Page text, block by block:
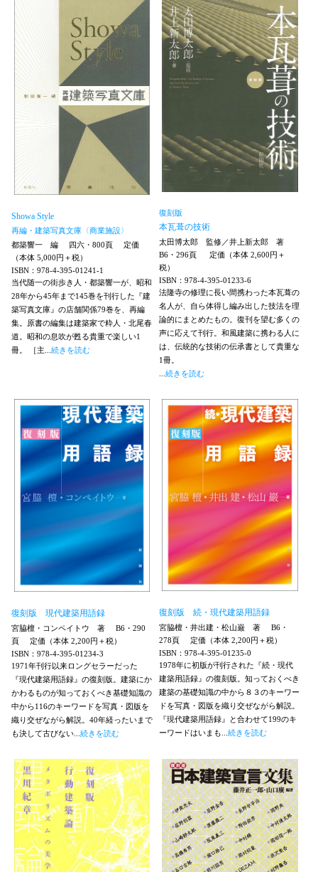
Showa Style
再編・建築写真文庫〈商業施設〉
都築響一 編
四六・800頁
定価
（本体 5,000円＋税）
ISBN：978-4-395-01241-1
当代随一の街歩き人・都築響一が、昭和
28年から45年まで145巻を刊行した『建
築写真文庫』の店舗関係79巻を、再編
集。原書の編集は建築家で粋人・北尾春
道。昭和の息吹が甦る貴重で楽しい1
冊。 ［主... 続きを読む
復刻版
本瓦葺の技術
太田博太郎 監修／井上新太郎 著
B6・296頁
定価（本体 2,600円＋
税）
ISBN：978-4-395-01233-6
法隆寺の修理に長い間携わった本瓦葺の
名人が、自ら体得し編み出した技法を理
論的にまとめたもの。復刊を望む多くの
声に応えて刊行。和風建築に携わる人に
は、伝統的な技術の伝承書として貴重な
1冊。
続きを読む
復刻版 現代建築用語録
宮脇檀・コンペイトウ 著
B6・290
頁
定価（本体 2,200円＋税）
ISBN：978-4-395-01234-3
1971年刊行以来ロングセラーだった
『現代建築用語録』の復刻版。建築にか
かわるものが知っておくべき基礎知識の
中から116のキーワードを写真・図版を
織り交ぜながら解説。40年経ったいまで
も決して古びない... 続きを読む
復刻版 続・現代建築用語録
宮脇檀・井出建・松山巌 著
B6・
278頁
定価（本体 2,200円＋税）
ISBN：978-4-395-01235-0
1978年に初版が刊行された『続・現代
建築用語録』の復刻版。知っておくべき
建築の基礎知識の中から８３のキーワー
ドを写真・図版を織り交ぜながら解説。
『現代建築用語録』と合わせて199のキ
ーワードはいまも... 続きを読む